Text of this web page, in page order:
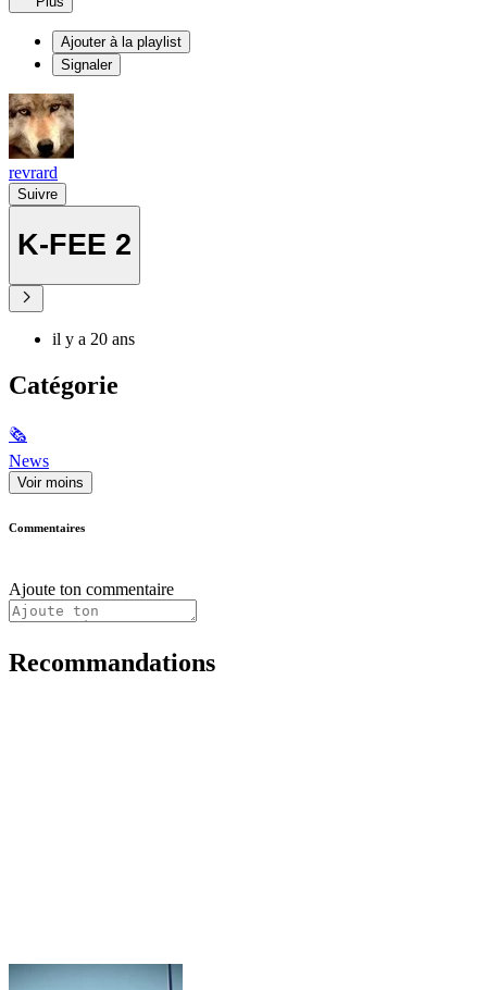
Ajouter à la playlist
Signaler
revrard
Suivre
K-FEE 2
il y a 20 ans
Catégorie
🗞
News
Voir moins
Commentaires
Ajoute ton commentaire
Recommandations